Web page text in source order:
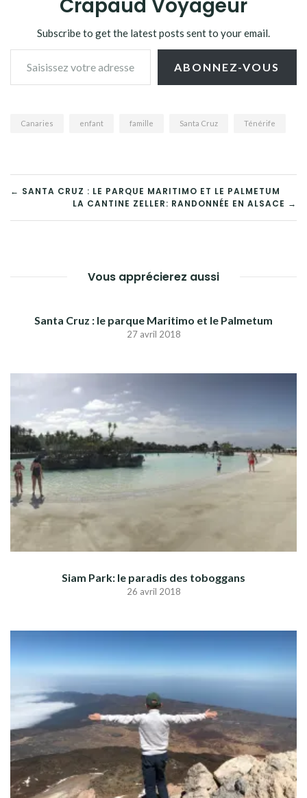
Crapaud Voyageur
Subscribe to get the latest posts sent to your email.
Saisissez votre adresse e-mail…
ABONNEZ-VOUS
Canaries enfant famille Santa Cruz Ténérife
NAVIGATION
DE
← SANTA CRUZ : LE PARQUE MARITIMO ET LE PALMETUM
LA CANTINE ZELLER: RANDONNÉE EN ALSACE →
Vous apprécierez aussi
Santa Cruz : le parque Maritimo et le Palmetum
27 avril 2018
Siam Park: le paradis des toboggans
26 avril 2018